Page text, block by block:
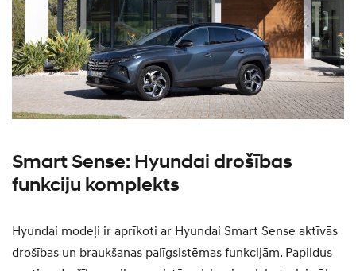
Smart Sense: Hyundai drošības
funkciju komplekts
Hyundai modeļi ir aprīkoti ar Hyundai Smart Sense aktīvās
drošības un braukšanas palīgsistēmas funkcijām. Papildus